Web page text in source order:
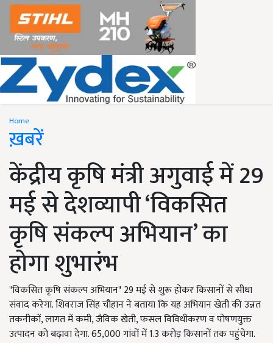
Home
ख़बरें
केंद्रीय कृषि मंत्री अगुवाई में 29
मई से देशव्यापी ‘विकसित
कृषि संकल्प अभियान’ का
होगा शुभारंभ
"विकसित कृषि संकल्प अभियान" 29 मई से शुरू होकर किसानों से सीधा
संवाद करेगा. शिवराज सिंह चौहान ने बताया कि यह अभियान खेती की उन्नत
तकनीकों, लागत में कमी, जैविक खेती, फसल विविधीकरण व पोषणयुक्त
उत्पादन को बढ़ावा देगा. 65,000 गांवों में 1.3 करोड़ किसानों तक पहुंचेगा.